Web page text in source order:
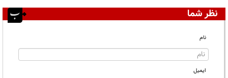
نظر شما
نام
ایمیل